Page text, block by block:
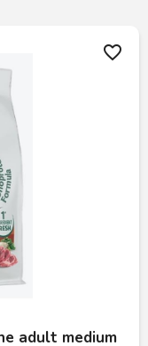
favorite_border
adult medium